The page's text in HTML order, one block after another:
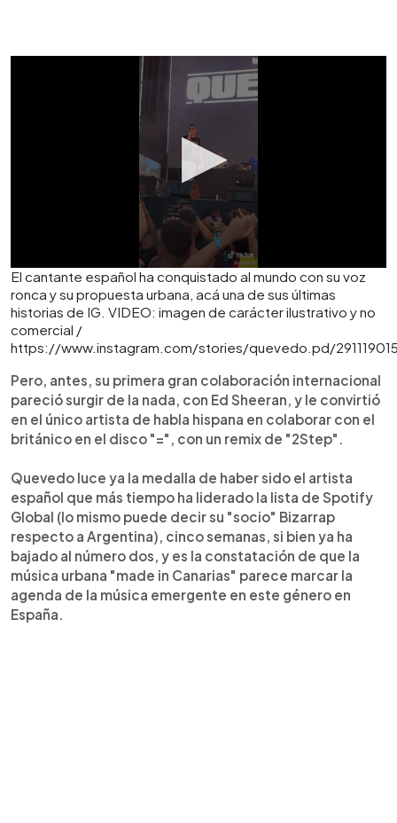
El cantante español ha conquistado al mundo con su voz
ronca y su propuesta urbana, acá una de sus últimas
historias de IG. VIDEO: imagen de carácter ilustrativo y no
comercial /
https://www.instagram.com/stories/quevedo.pd/
Pero, antes, su primera gran colaboración internacional
pareció surgir de la nada, con Ed Sheeran, y le convirtió
en el único artista de habla hispana en colaborar con el
británico en el disco "=", con un remix de "2Step".
Quevedo luce ya la medalla de haber sido el artista
español que más tiempo ha liderado la lista de Spotify
Global (lo mismo puede decir su "socio" Bizarrap
respecto a Argentina), cinco semanas, si bien ya ha
bajado al número dos, y es la constatación de que la
música urbana "made in Canarias" parece marcar la
agenda de la música emergente en este género en
España.